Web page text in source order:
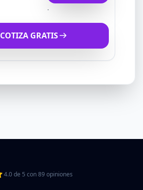
.
COTIZA GRATIS
4.0de 5 con89 opiniones